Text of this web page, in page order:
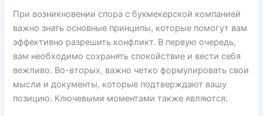
При возникновении спора с букмекерской компанией
важно знать основные принципы, которые помогут вам
эффективно разрешить конфликт. В первую очередь,
вам необходимо сохранять спокойствие и вести себя
вежливо. Во-вторых, важно четко формулировать свои
мысли и документы, которые подтверждают вашу
позицию. Ключевыми моментами также являются: